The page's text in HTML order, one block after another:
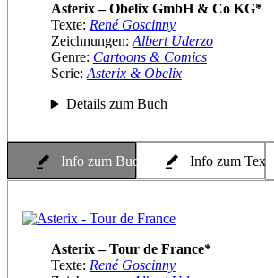
Asterix – Obelix GmbH & Co KG*
Texte: René Goscinny
Zeichnungen: Albert Uderzo
Genre: Cartoons & Comics
Serie: Asterix & Obelix
Details zum Buch
Info zum Buch Info zum Texter
Asterix – Tour de France*
Texte: René Goscinny